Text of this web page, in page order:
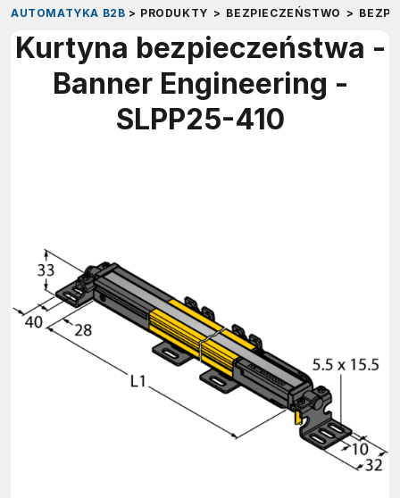
AUTOMATYKA B2B > PRODUKTY > BEZPIECZEŃSTWO >
Kurtyna bezpieczeństwa -
Banner Engineering -
SLPP25-410